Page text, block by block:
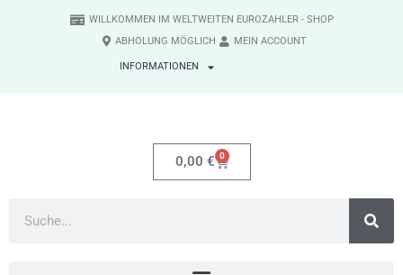
WILLKOMMEN IM WELTWEITEN EUROZAHLER - SHOP
ABHOLUNG MÖGLICH
MEIN ACCOUNT
INFORMATIONEN
0,00 € 0